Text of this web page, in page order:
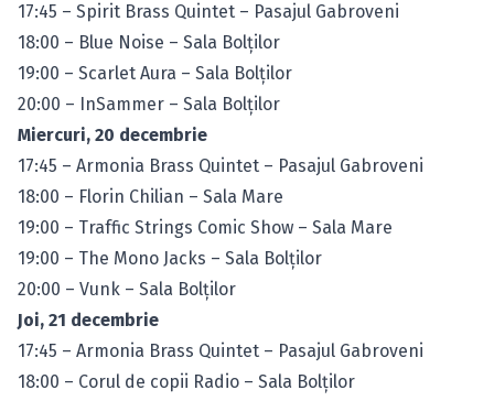
17:45 – Spirit Brass Quintet – Pasajul Gabroveni
18:00 – Blue Noise – Sala Bolţilor
19:00 – Scarlet Aura – Sala Bolţilor
20:00 – InSammer – Sala Bolţilor
Miercuri, 20 decembrie
17:45 – Armonia Brass Quintet – Pasajul Gabroveni
18:00 – Florin Chilian – Sala Mare
19:00 – Traffic Strings Comic Show – Sala Mare
19:00 – The Mono Jacks – Sala Bolţilor
20:00 – Vunk – Sala Bolţilor
Joi, 21 decembrie
17:45 – Armonia Brass Quintet – Pasajul Gabroveni
18:00 – Corul de copii Radio – Sala Bolţilor